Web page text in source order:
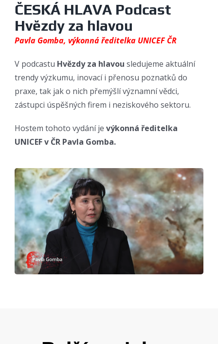
ČESKÁ HLAVA Podcast
Hvězdy za hlavou
Pavla Gomba, výkonná ředitelka UNICEF ČR
V podcastu Hvězdy za hlavou sledujeme aktuální
trendy výzkumu, inovací i přenosu poznatků do
praxe, tak jak o nich přemýšlí významní vědci,
zástupci úspěšných firem i neziskového sektoru.
Hostem tohoto vydání je výkonná ředitelka
UNICEF v ČR Pavla Gomba.